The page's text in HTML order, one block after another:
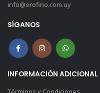
info@orofino.com.uy
SÍGANOS
INFORMACIÓN ADICIONAL